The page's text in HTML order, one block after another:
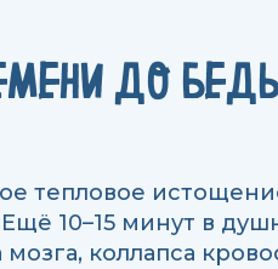
ДО
тепловое
Ещё 10–15 минут в
мозга, коллапса